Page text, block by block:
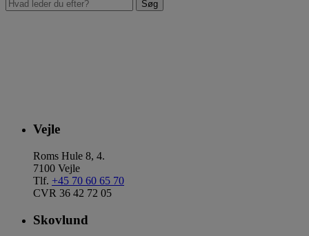
Vejle
Roms Hule 8, 4.
7100 Vejle
Tlf. +45 70 60 65 70
CVR 36 42 72 05
Skovlund